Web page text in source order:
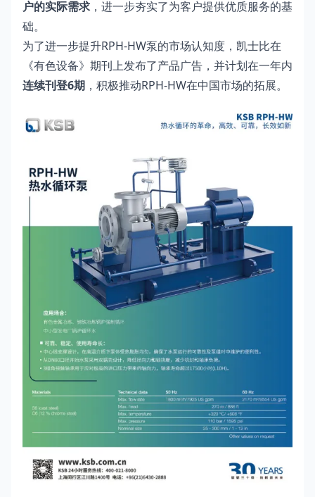
户的实际需求 ，进一步夯实了为客户提供优质服务的基
础。
为了进一步提升RPH-HW泵的市场认知度，凯士比在
《有色设备》期刊上发布了产品广告，并计划在一年内
连续刊登6期 ，积极推动RPH-HW在中国市场的拓展。